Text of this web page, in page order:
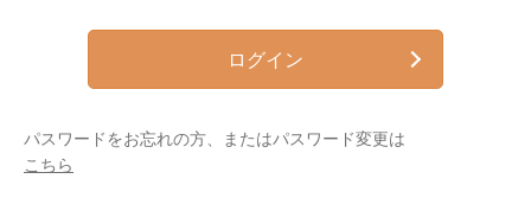
ログイン
パスワードをお忘れの方、またはパスワード変更は
こちら